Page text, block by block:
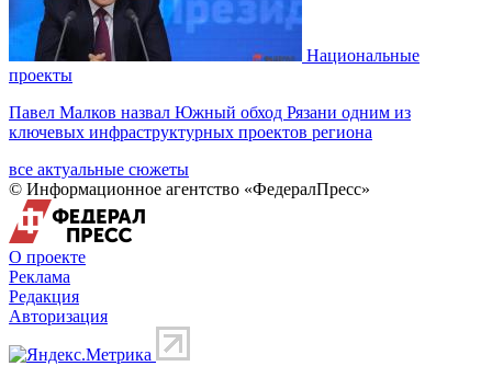
Национальные
проекты
Павел Малков назвал Южный обход Рязани одним из
ключевых инфраструктурных проектов региона
все актуальные сюжеты
© Информационное агентство «ФедералПресс»
О проекте
Реклама
Редакция
Авторизация